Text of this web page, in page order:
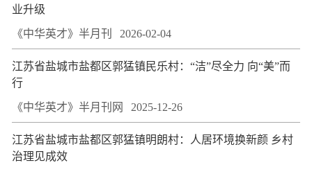
业升级
《中华英才》半月刊 2026-02-04
江苏省盐城市盐都区郭猛镇民乐村：“洁”尽全力 向“美”而
行
《中华英才》半月刊网 2025-12-26
江苏省盐城市盐都区郭猛镇明朗村：人居环境换新颜 乡村
治理见成效